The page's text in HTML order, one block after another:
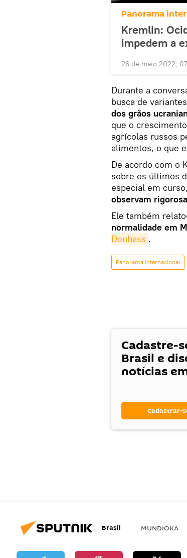
Panorama
Kremlin:
impedem a
26 de maio 2022,
Durante a
busca de
dos grãos
que o
agrícolas russos
alimentos, o que
De acordo com o
sobre os últimos
especial em curso,
observam
Ele também
normalidade em
Donbass .
Panorama internacional
Cadastre-
Brasil e
notícias
Cadastrar-
Brasil MUNDIOKA